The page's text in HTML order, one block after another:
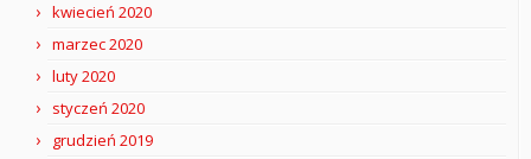
kwiecień 2020
marzec 2020
luty 2020
styczeń 2020
grudzień 2019